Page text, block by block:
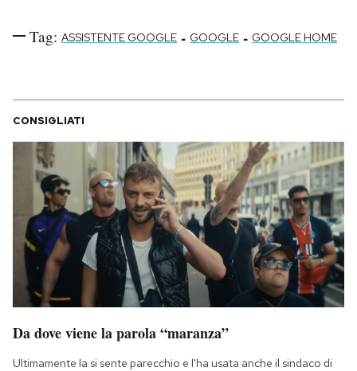
Tag: ASSISTENTE GOOGLE - GOOGLE - GOOGLE HOME
CONSIGLIATI
Da dove viene la parola “maranza”
Ultimamente la si sente parecchio e l'ha usata anche il sindaco di